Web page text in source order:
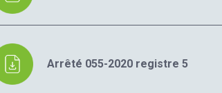
Arrêté 055-2020 registre 5